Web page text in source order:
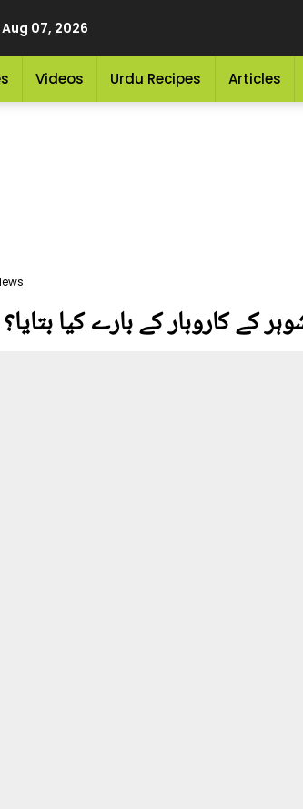
07, 2026
Videos Urdu Recipes Articles
کے کاروبار کے بارے کیا بتایا؟